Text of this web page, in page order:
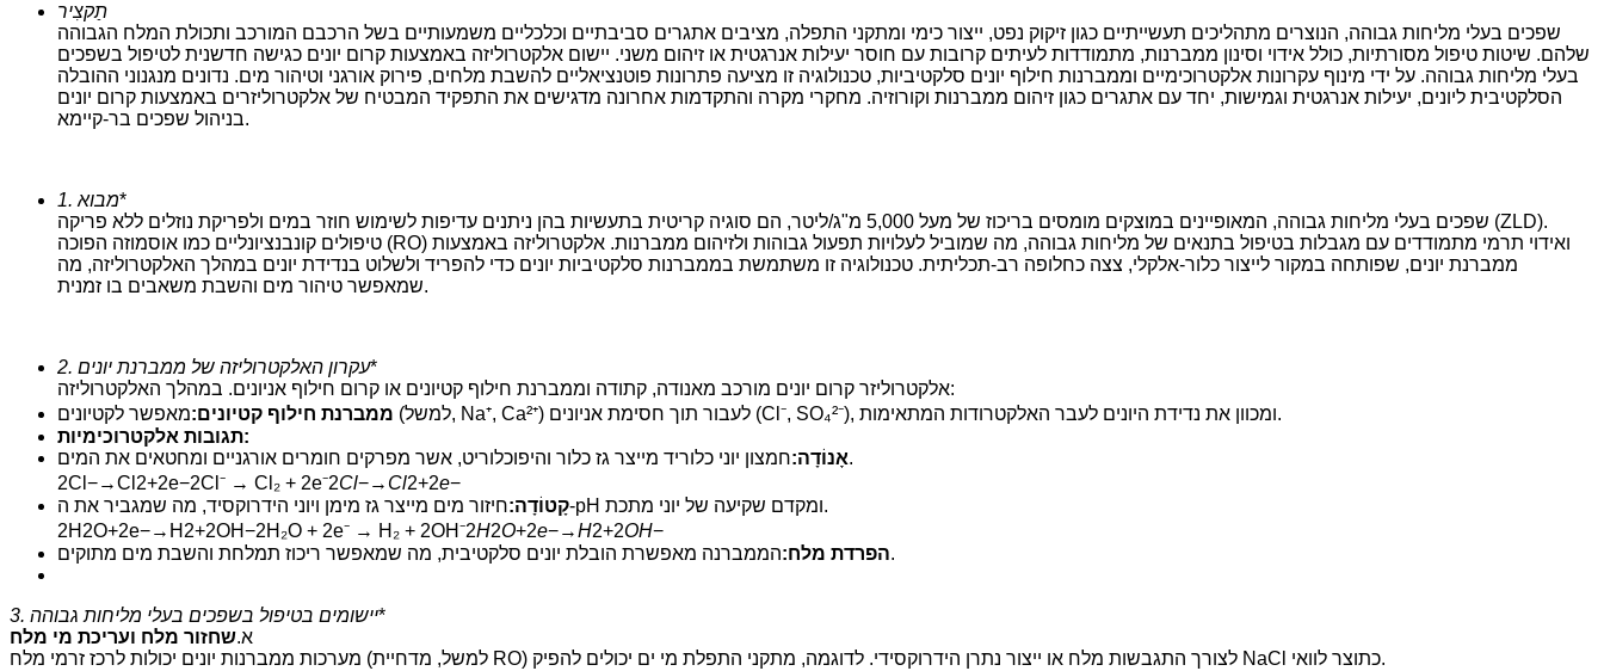
תַקצִיר
שפכים בעלי מליחות גבוהה, הנוצרים מתהליכים תעשייתיים כגון זיקוק נפט, ייצור כימי ומתקני התפלה, מציבים אתגרים סביבתיים וכלכליים משמעותיים בשל הרכבם המורכב ותכולת המלח הגבוהה
שלהם. שיטות טיפול מסורתיות, כולל אידוי וסינון ממברנות, מתמודדות לעיתים קרובות עם חוסר יעילות אנרגטית או זיהום משני. יישום אלקטרוליזה באמצעות קרום יונים כגישה חדשנית לטיפול בשפכים
בעלי מליחות גבוהה. על ידי מינוף עקרונות אלקטרוכימיים וממברנות חילוף יונים סלקטיביות, טכנולוגיה זו מציעה פתרונות פוטנציאליים להשבת מלחים, פירוק אורגני וטיהור מים. נדונים מנגנוני ההובלה
הסלקטיבית ליונים, יעילות אנרגטית וגמישות, יחד עם אתגרים כגון זיהום ממברנות וקורוזיה. מחקרי מקרה והתקדמות אחרונה מדגישים את התפקיד המבטיח של אלקטרוליזרים באמצעות קרום יונים
בניהול שפכים בר-קיימא.
1. מבוא*
שפכים בעלי מליחות גבוהה, המאופיינים במוצקים מומסים בריכוז של מעל 5,000 מ"ג/ליטר, הם סוגיה קריטית בתעשיות בהן ניתנים עדיפות לשימוש חוזר במים ולפריקת נוזלים ללא פריקה (ZLD).
טיפולים קונבנציונליים כמו אוסמוזה הפוכה (RO) ואידוי תרמי מתמודדים עם מגבלות בטיפול בתנאים של מליחות גבוהה, מה שמוביל לעלויות תפעול גבוהות ולזיהום ממברנות. אלקטרוליזה באמצעות
ממברנת יונים, שפותחה במקור לייצור כלור-אלקלי, צצה כחלופה רב-תכליתית. טכנולוגיה זו משתמשת בממברנות סלקטיביות יונים כדי להפריד ולשלוט בנדידת יונים במהלך האלקטרוליזה, מה
שמאפשר טיהור מים והשבת משאבים בו זמנית.
2. עקרון האלקטרוליזה של ממברנת יונים*
אלקטרוליזר קרום יונים מורכב מאנודה, קתודה וממברנת חילוף קטיונים או קרום חילוף אניונים. במהלך האלקטרוליזה:
ממברנת חילוף קטיונים:
מאפשר לקטיונים (למשל, Na⁺, Ca²⁺) לעבור תוך חסימת אניונים (Cl⁻, SO₄²⁻), ומכוון את נדידת היונים לעבר האלקטרודות המתאימות.
תגובות אלקטרוכימיות:
אָנוֹדָה:חמצון יוני כלוריד מייצר גז כלור והיפוכלוריט, אשר מפרקים חומרים אורגניים ומחטאים את המים.
2Cl−→Cl2+2e−2Cl⁻ → Cl₂ + 2e⁻2Cl−→ Cl2+2e−
קָטוֹדָה:
חיזור מים מייצר גז מימן ויוני הידרוקסיד, מה שמגביר את ה-pH ומקדם שקיעה של יוני מתכת.
2H2O+2e−→H2+2OH−2H₂O + 2e⁻ → H₂ + 2OH⁻2H2​O+2e−→H2+2OH−
הפרדת מלח:הממברנה מאפשרת הובלת יונים סלקטיבית, מה שמאפשר ריכוז תמלחת והשבת מים מתוקים.
3. יישומים בטיפול בשפכים בעלי מליחות גבוהה*
א.שחזור מלח ועריכת מי מלח
מערכות ממברנות יונים יכולות לרכז זרמי מלח (למשל, מדחיית RO) לצורך התגבשות מלח או ייצור נתרן הידרוקסידי. לדוגמה, מתקני התפלת מי ים יכולים להפיק NaCl כתוצר לוואי.